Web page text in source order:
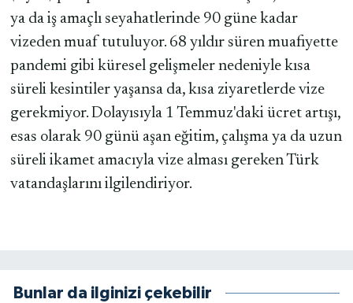
ya da iş amaçlı seyahatlerinde 90 güne kadar
vizeden muaf tutuluyor. 68 yıldır süren muafiyette
pandemi gibi küresel gelişmeler nedeniyle kısa
süreli kesintiler yaşansa da, kısa ziyaretlerde vize
gerekmiyor. Dolayısıyla 1 Temmuz'daki ücret artışı,
esas olarak 90 günü aşan eğitim, çalışma ya da uzun
süreli ikamet amacıyla vize alması gereken Türk
vatandaşlarını ilgilendiriyor.
Bunlar da ilginizi çekebilir